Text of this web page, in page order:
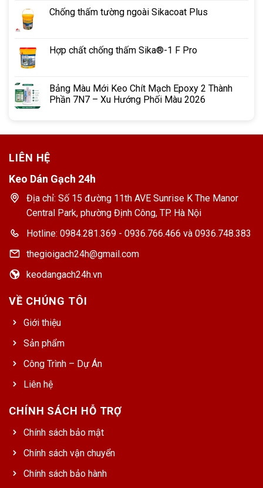
Chống thấm tường ngoài Sikacoat Plus
Hợp chất chống thấm Sika®-1 F Pro
Bảng Màu Mới Keo Chít Mạch Epoxy 2 Thành
Phần 7N7 – Xu Hướng Phối Màu 2026
LIÊN HỆ
Keo Dán Gạch 24h
Địa chỉ: Số 15 đường 11th AVE Sunrise K The Manor
Central Park, phường Định Công, TP. Hà Nội
Hotline: 0984.281.369 - 0936.766.466 và 0936.748.383
thegioigach24h@gmail.com
keodangach24h.vn
VỀ CHÚNG TÔI
Giới thiệu
Sản phẩm
Công Trình – Dự Án
Liên hệ
CHÍNH SÁCH HỖ TRỢ
Chính sách bảo mật
Chính sách vận chuyển
Chính sách bảo hành